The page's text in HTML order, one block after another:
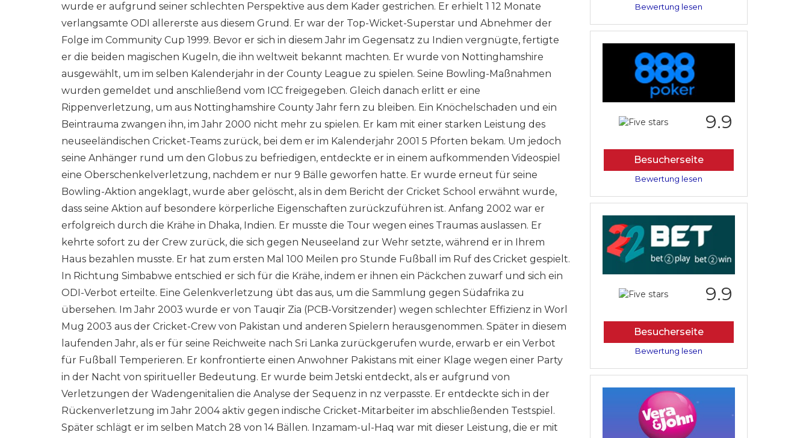
wurde er aufgrund seiner schlechten Perspektive aus dem Kader gestrichen. Er erhielt 1 12 Monate
verlangsamte ODI allererste aus diesem Grund. Er war der Top-Wicket-Superstar und Abnehmer der
Folge im Community Cup 1999. Bevor er sich in diesem Jahr im Gegensatz zu Indien vergnügte, fertigte
er die beiden magischen Kugeln, die ihn weltweit bekannt machten. Er wurde von Nottinghamshire
ausgewählt, um im selben Kalenderjahr in der County League zu spielen. Seine Bowling-Maßnahmen
wurden gemeldet und anschließend vom ICC freigegeben. Gleich danach erlitt er eine
Rippenverletzung, um aus Nottinghamshire County Jahr fern zu bleiben. Ein Knöchelschaden und ein
Beintrauma zwangen ihn, im Jahr 2000 nicht mehr zu spielen. Er kam mit einer starken Leistung des
neuseeländischen Cricket-Teams zurück, bei dem er im Kalenderjahr 2001 5 Pforten bekam. Um jedoch
seine Anhänger rund um den Globus zu befriedigen, entdeckte er in einem aufkommenden Videospiel
eine Oberschenkelverletzung, nachdem er nur 9 Bälle geworfen hatte. Er wurde erneut für seine
Bowling-Aktion angeklagt, wurde aber gelöscht, als in dem Bericht der Cricket School erwähnt wurde,
dass seine Aktion auf besondere körperliche Eigenschaften zurückzuführen ist. Anfang 2002 war er
erfolgreich durch die Krähe in Dhaka, Indien. Er musste die Tour wegen eines Traumas auslassen. Er
kehrte sofort zu der Crew zurück, die sich gegen Neuseeland zur Wehr setzte, während er in Ihrem
Haus bezahlen musste. Er hat zum ersten Mal 100 Meilen pro Stunde Fußball im Ruf des Cricket gespielt.
In Richtung Simbabwe entschied er sich für die Krähe, indem er ihnen ein Päckchen zuwarf und sich ein
ODI-Verbot erteilte. Eine Gelenkverletzung übt das aus, um die Sammlung gegen Südafrika zu
übersehen. Im Jahr 2003 wurde er von Tauqir Zia (PCB-Vorsitzender) wegen schlechter Effizienz in Worl
Mug 2003 aus der Cricket-Crew von Pakistan und anderen Spielern herausgenommen. Später in diesem
laufenden Jahr, als er für seine Reichweite nach Sri Lanka zurückgerufen wurde, erwarb er ein Verbot
für Fußball Temperieren. Er konfrontierte einen Anwohner Pakistans mit einer Klage wegen einer Party
in der Nacht von spiritueller Bedeutung. Er wurde beim Jetski entdeckt, als er aufgrund von
Verletzungen der Wadengenitalien die Analyse der Sequenz in nz verpasste. Er entdeckte sich in der
Rückenverletzung im Jahr 2004 aktiv gegen indische Cricket-Mitarbeiter im abschließenden Testspiel.
Später schlägt er im selben Match 28 von 14 Bällen. Inzamam-ul-Haq war mit dieser Leistung, die er mit
Bewertung lesen
9.9
Besucherseite
Bewertung lesen
9.9
Besucherseite
Bewertung lesen